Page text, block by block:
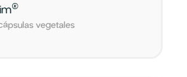
®
vegetales